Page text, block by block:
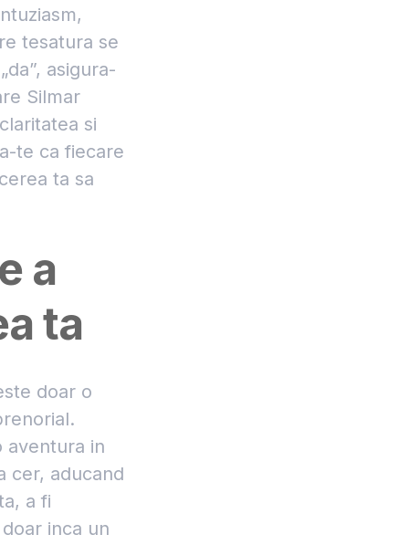
tesatura se
asigura-
Silmar
si
te ca fiecare
ta sa
a
ta
doar o
aventura in
cer, aducand
a fi
inca un